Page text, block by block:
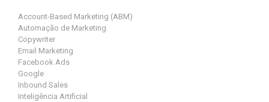
Account-Based Marketing (ABM)
Automação de Marketing
Copywriter
Email Marketing
Facebook Ads
Google
Inbound Sales
Inteligência Artificial